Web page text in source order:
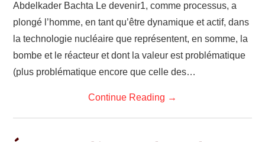
Abdelkader Bachta Le devenir1, comme processus, a
plongé l’homme, en tant qu’être dynamique et actif, dans
la technologie nucléaire que représentent, en somme, la
bombe et le réacteur et dont la valeur est problématique
(plus problématique encore que celle des…
Continue Reading →